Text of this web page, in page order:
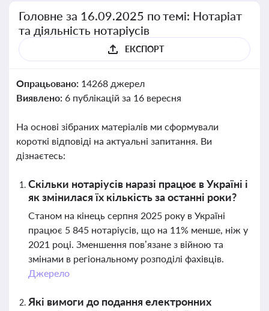
Головне за 16.09.2025 по темі: Нотаріат
та діяльність нотаріусів
ЕКСПОРТ
Опрацьовано: 14268 джерел
Виявлено: 6 публікацій за 16 вересня
На основі зібраних матеріалів ми сформували
короткі відповіді на актуальні запитання. Ви
дізнаєтесь:
Скільки нотаріусів наразі працює в Україні і
як змінилася їх кількість за останні роки?
Станом на кінець серпня 2025 року в Україні
працює 5 845 нотаріусів, що на 11% менше, ніж у
2021 році. Зменшення пов’язане з війною та
змінами в регіональному розподілі фахівців.
Джерело
Які вимоги до подання електронних